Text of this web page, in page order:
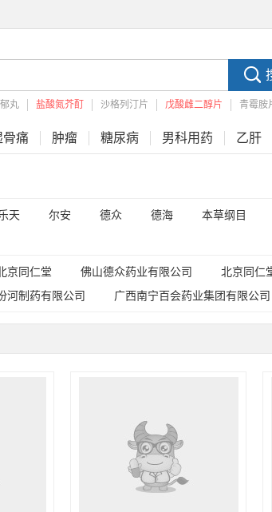
丸 盐酸氮芥酊 沙格列汀片 戊酸雌二醇片 青霉胺
骨痛 肿瘤 糖尿病 男科用药 乙肝
天 尔安 德众 德海 本草纲目
京同仁堂 佛山德众药业有限公司
北京同仁
河制药有限公司 广西南宁百会药业集团有限公司